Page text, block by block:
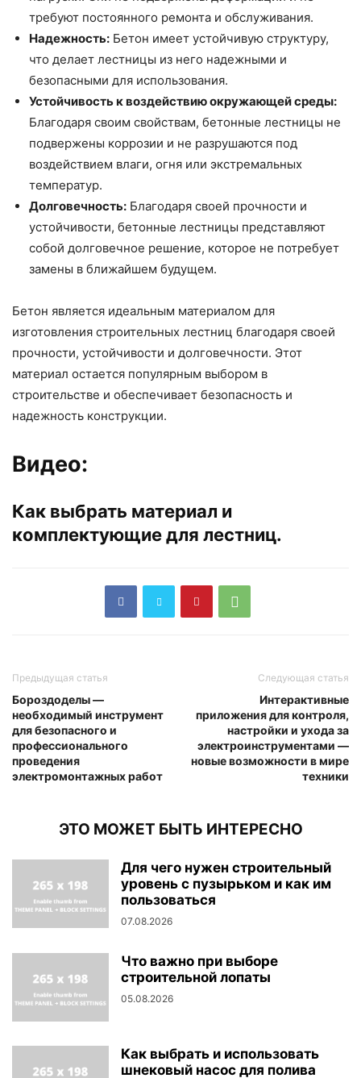
требуют постоянного ремонта и обслуживания.
Надежность: Бетон имеет устойчивую структуру,
что делает лестницы из него надежными и
безопасными для использования.
Устойчивость к воздействию окружающей среды:
Благодаря своим свойствам, бетонные лестницы не
подвержены коррозии и не разрушаются под
воздействием влаги, огня или экстремальных
температур.
Долговечность: Благодаря своей прочности и
устойчивости, бетонные лестницы представляют
собой долговечное решение, которое не потребует
замены в ближайшем будущем.
Бетон является идеальным материалом для
изготовления строительных лестниц благодаря своей
прочности, устойчивости и долговечности. Этот
материал остается популярным выбором в
строительстве и обеспечивает безопасность и
надежность конструкции.
Видео:
Как выбрать материал и
комплектующие для лестниц.
Предыдущая статья
Бороздоделы —
необходимый инструмент
для безопасного и
профессионального
проведения
электромонтажных работ
Следующая статья
Интерактивные
приложения для контроля,
настройки и ухода за
электроинструментами —
новые возможности в мире
техники
ЭТО МОЖЕТ БЫТЬ ИНТЕРЕСНО
Для чего нужен строительный
уровень с пузырьком и как им
пользоваться
07.08.2026
Что важно при выборе
строительной лопаты
05.08.2026
Как выбрать и использовать
шнековый насос для полива